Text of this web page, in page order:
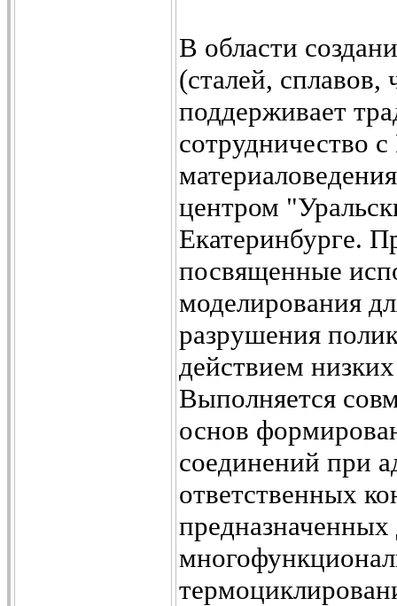
В области
(сталей,
поддерживает
сотрудничество
центром
Екатеринбурге.
посвященные
моделирования
разрушения
действием
Выполняется
основ
соединений при
ответственных